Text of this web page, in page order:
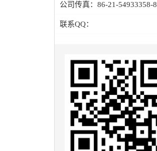
公司传真： 86-21-54933358-
联系QQ：